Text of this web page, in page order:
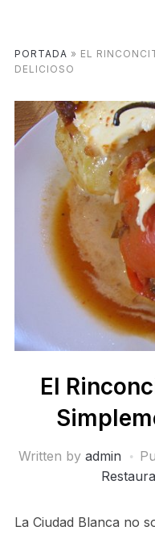
PORTADA » EL
DELICIOSO
El
Written by admin
La Ciudad Blanca no